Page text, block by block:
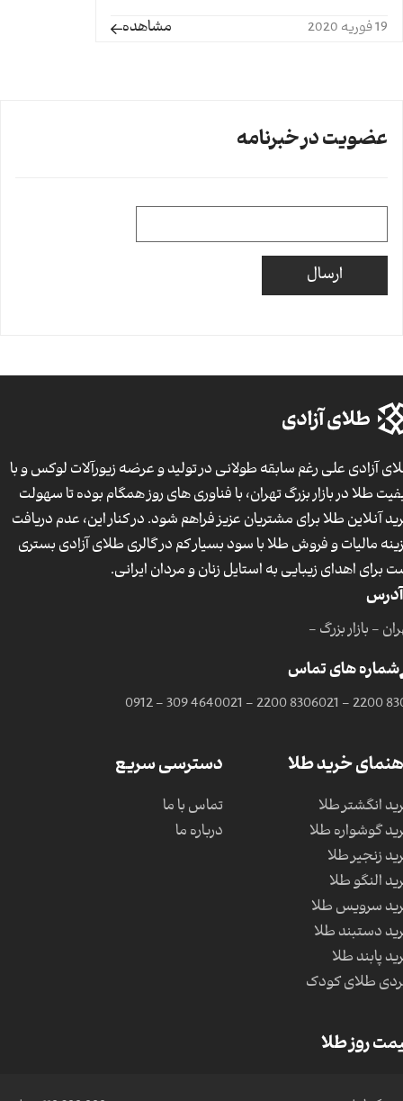
19 فوریه 2020 مشاهده
عضویت در خبرنامه
آزادی علی رغم سابقه طولانی در تولید و عرضه زیورآلات لوکس و با
طلا در بازار بزرگ تهران، با فناوری های روز همگام بوده تا سهولت
آنلاین طلا برای مشتریان عزیز فراهم شود. در کنار این، عدم دریافت
مالیات و فروش طلا با سود بسیار کم در گالری طلای آزادی بستری
برای اهدای زیبایی به استایل زنان و مردان ایرانی.
آدرس
- بازار بزرگ -
شماره های تماس
021 - 2200
021 - 2200 8306
0912 - 309 4640
خرید طلا
انگشتر طلا
گوشواره طلا
زنجیر طلا
النگو طلا
سرویس طلا
دستبند طلا
پابند طلا
طلای کودک
دسترسی سریع
تماس با ما
درباره ما
روز طلا